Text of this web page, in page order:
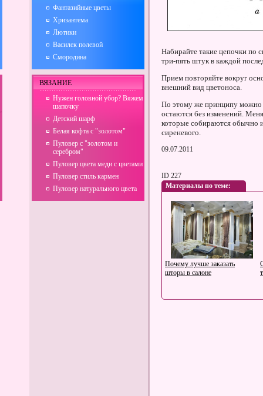
Набирайте такие цепочки по
три-пять штук в каждой
Прием повторяйте вокруг
внешний вид цветоноса.
По этому же принципу можно
остаются без изменений.
которые собираются обычно
сиреневого.
09.07.2011
ID 227
Материалы по теме:
Почему лучше заказать
шторы в салоне
Фантазийные цветы
Хризантема
Лютики
Василек полевой
Смородина
ВЯЗАНИЕ
Нужен головной убор? Вяжем
шапочку
Детский шарф
Белая кофта с "золотом"
Пуловер с "золотом и
серебром"
Пуловер цвета меди с цветами
Пуловер стиль кармен
Пуловер натурального цвета